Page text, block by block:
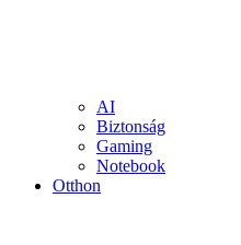
AI
Biztonság
Gaming
Notebook
Otthon